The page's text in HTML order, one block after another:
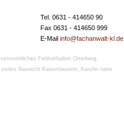
Tel. 0631 - 414650 90
Fax 0631 - 414650 999
E-Mail info@fachanwalt-kl.de
vermeintliches Fehlverhalten Otterberg
ziviles Baurecht Kaiserslautern
Kanzlei nahe